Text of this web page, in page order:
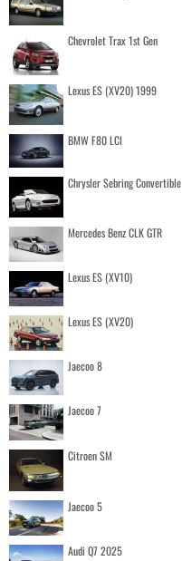
Chevrolet Trax 1st Gen
Lexus ES (XV20) 1999
BMW F80 LCI
Chrysler Sebring Convertible
Mercedes Benz CLK GTR
Lexus ES (XV10)
Lexus ES (XV20)
Jaecoo 8
Jaecoo 7
Citroen SM
Jaecoo 5
Audi Q7 2025